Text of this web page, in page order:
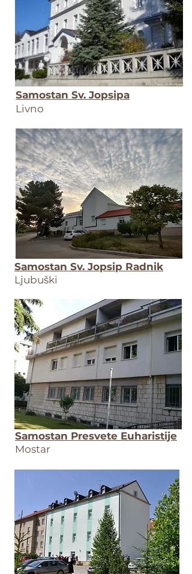
Samostan Sv. Jopsipa
Livno
Samostan Sv. Jopsip Radnik
Ljubuški
Samostan Presvete Euharistije
Mostar